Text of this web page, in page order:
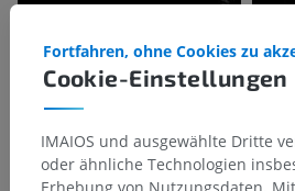
Cookie-Einstellungen
Fortfahren, ohne Cookies zu
IMAIOS und ausgewählte Dritte
oder ähnliche Technologien